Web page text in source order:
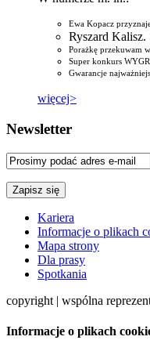
Ewa Kopacz
Ryszard Kalisz.
Porażkę przekuwam
Super konkurs
Gwarancje
więcej>
Newsletter
Kariera
Informacje o plikach
Mapa strony
Dla prasy
Spotkania
copyright | wspólna
Informacje o plikach